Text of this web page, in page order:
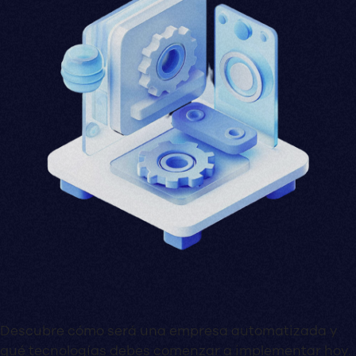
Descubre cómo será una empresa automatizada y
qué tecnologías debes comenzar a implementar hoy.